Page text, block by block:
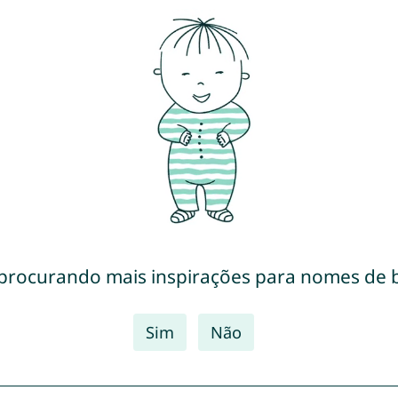
mais inspirações para nomes de
Sim Não